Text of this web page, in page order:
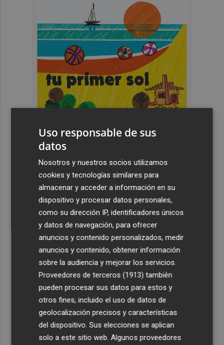
Últimas Noticias
La Biblioteca Valenciana conmemora el 750 aniversario
del legado de Jaume I
Una gran cadena humana de cariño y reivindicación se
vuelve a abrazar en las playas por el Mar Menor
Levantan el confinamiento del municipio castellonense
de Sierra Engarcerán por el incendio
Juan Tallón, Marta Jiménez Serrano o Juan Evaristo Valls
Boix, protagonistas de la programación de agosto de
Entre Libros en Benicàssim
Los talleres de ‘Magia en los Barrios’ de Castelló llegan
Uso responsable de sus
datos
Nosotros y nuestros socios utilizamos
cookies y tecnologías similares para
almacenar y acceder a información en su
dispositivo y procesar datos personales,
como su dirección IP, identificadores únicos
y datos de navegación, para ofrecer
anuncios y contenido personalizados, medir
anuncios y contenido, obtener información
sobre la audiencia y mejorar los servicios.
Proveedores de terceros (1913) también
pueden procesar sus datos para estos y
otros fines, incluido el uso de datos de
geolocalización precisos y características
del dispositivo. Sus elecciones se aplican
solo a este sitio web. Algunos proveedores